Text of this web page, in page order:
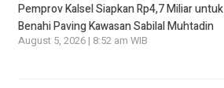
Pemprov Kalsel Siapkan Rp4,7 Miliar untuk
Benahi Paving Kawasan Sabilal Muhtadin
August 5, 2026 | 8:52 am WIB